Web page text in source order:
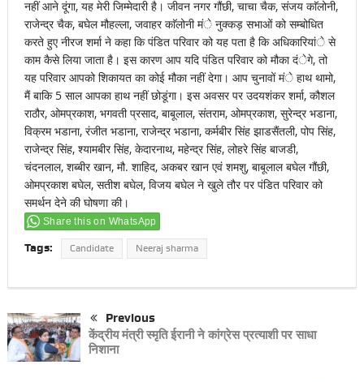
नहीं आने दूंगा, यह मेरी जिम्मेदारी है। जीवन नगर गौंछी, चाचा चैक, संजय काॅलोनी,
राजेन्द्र चैक, बघेल मौहल्ला, जवाहर काॅलोनी मंे नुक्कड़ सभाओं को सम्बोधित
करते हुए नीरज शर्मा ने कहा कि पंडित परिवार को यह पता है कि अधिकारियांे से
काम कैसे लिया जाता है। इस कारण आप यदि पंडित परिवार को मौका दंेगे, तो
यह परिवार आपको शिकायत का कोई मौका नहीं देगा। आप चुनावों मंे हाथ थामो,
मैं बाकि 5 साल आपका हाथ नहीं छोडूंगा। इस अवसर पर उदयशंकर शर्मा, कौशल
राठौर, ओमप्रकाश, भगवती प्रसाद, बाबूलाल, संतराम, ओमप्रकाश, सुरेन्द्र भडाना,
विक्रम भडाना, रंजीत भडाना, राजेन्द्र भडाना, कर्मबीर सिंह झाडसैंतली, पोप सिंह,
राजेन्द्र सिंह, श्यामबीर सिंह, केदारनाथ, महेन्द्र सिंह, लोहरे सिंह बाजडी,
चंदनलाल, शब्बीर खान, मौ. शाहिद, अकबर खान एवं शमशु, बाबूलाल बघेल गौंछी,
ओमप्रकाश बघेल, सतीश बघेल, विजय बघेल ने खुले तौर पर पंडित परिवार को
समर्थन देने की घोषणा की।
Share this on WhatsApp
Tags: Candidate Neeraj sharma
Previous
केंद्रीय मंत्री स्मृति ईरानी ने कांग्रेस प्रत्याशी पर साधा
निशाना